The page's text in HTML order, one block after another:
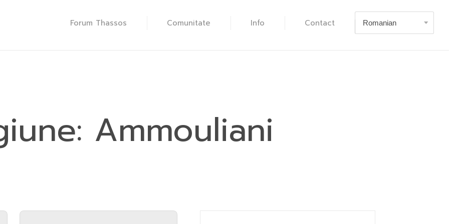
Forum Thassos Comunitate Info Contact
Ammouliani